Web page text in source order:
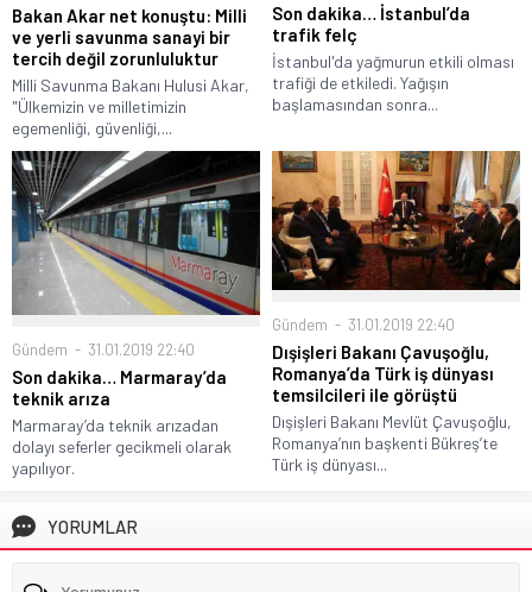
Bakan Akar net konuştu: Milli
ve yerli savunma sanayi bir
tercih değil zorunluluktur
Milli Savunma Bakanı Hulusi Akar,
"Ülkemizin ve milletimizin
egemenliği, güvenliği,...
Son dakika… İstanbul’da
trafik felç
İstanbul'da yağmurun etkili olması
trafiği de etkiledi. Yağışın
başlamasından sonra...
Gündem 31.01.2019 22:40
Son dakika… Marmaray’da
teknik arıza
Marmaray’da teknik arızadan
dolayı seferler gecikmeli olarak
yapılıyor.
Gündem 31.01.2019 22:40
Dışişleri Bakanı Çavuşoğlu,
Romanya’da Türk iş dünyası
temsilcileri ile görüştü
Dışişleri Bakanı Mevlüt Çavuşoğlu,
Romanya’nın başkenti Bükreş’te
Türk iş dünyası...
YORUMLAR